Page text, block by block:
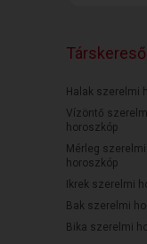
Halak szerelmi
Vízöntő
horoszkóp
Mérleg szerelmi
horoszkóp
Ikrek szerelmi
Bak szerelmi
Bika szerelmi